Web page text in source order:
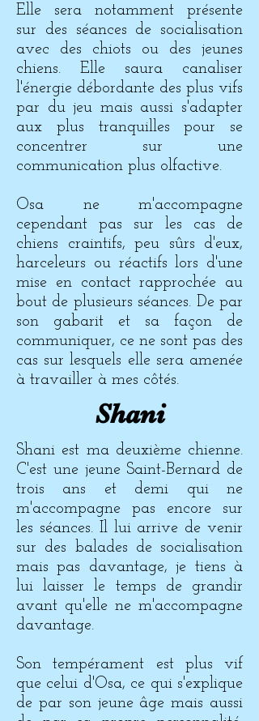
Elle sera notamment présente
sur des séances de socialisation
avec des chiots ou des jeunes
chiens. Elle saura canaliser
l'énergie débordante des plus vifs
par du jeu mais aussi s'adapter
aux plus tranquilles pour se
concentrer sur une
communication plus olfactive.
Osa ne m'accompagne
cependant pas sur les cas de
chiens craintifs, peu sûrs d'eux,
harceleurs ou réactifs lors d'une
mise en contact rapprochée au
bout de plusieurs séances. De par
son gabarit et sa façon de
communiquer, ce ne sont pas des
cas sur lesquels elle sera amenée
à travailler à mes côtés.
Shani
Shani est ma deuxième chienne.
C'est une jeune Saint-Bernard de
trois ans et demi qui ne
m'accompagne pas encore sur
les séances. Il lui arrive de venir
sur des balades de socialisation
mais pas davantage, je tiens à
lui laisser le temps de grandir
avant qu'elle ne m'accompagne
davantage.
Son tempérament est plus vif
que celui d'Osa, ce qui s'explique
de par son jeune âge mais aussi